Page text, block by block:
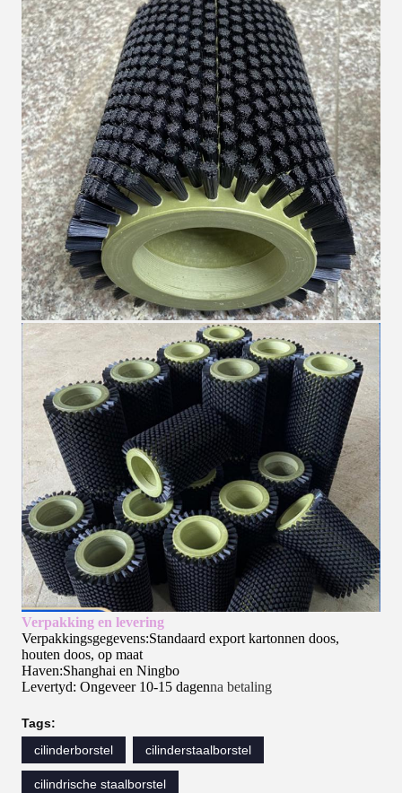
Verpakking en levering
Verpakkingsgegevens:Standaard export kartonnen doos,
houten doos, op maat
Haven:Shanghai en Ningbo
Levertyd: Ongeveer 10-15 dagenna betaling
Tags:
cilinderborstel
cilinderstaalborstel
cilindrische staalborstel